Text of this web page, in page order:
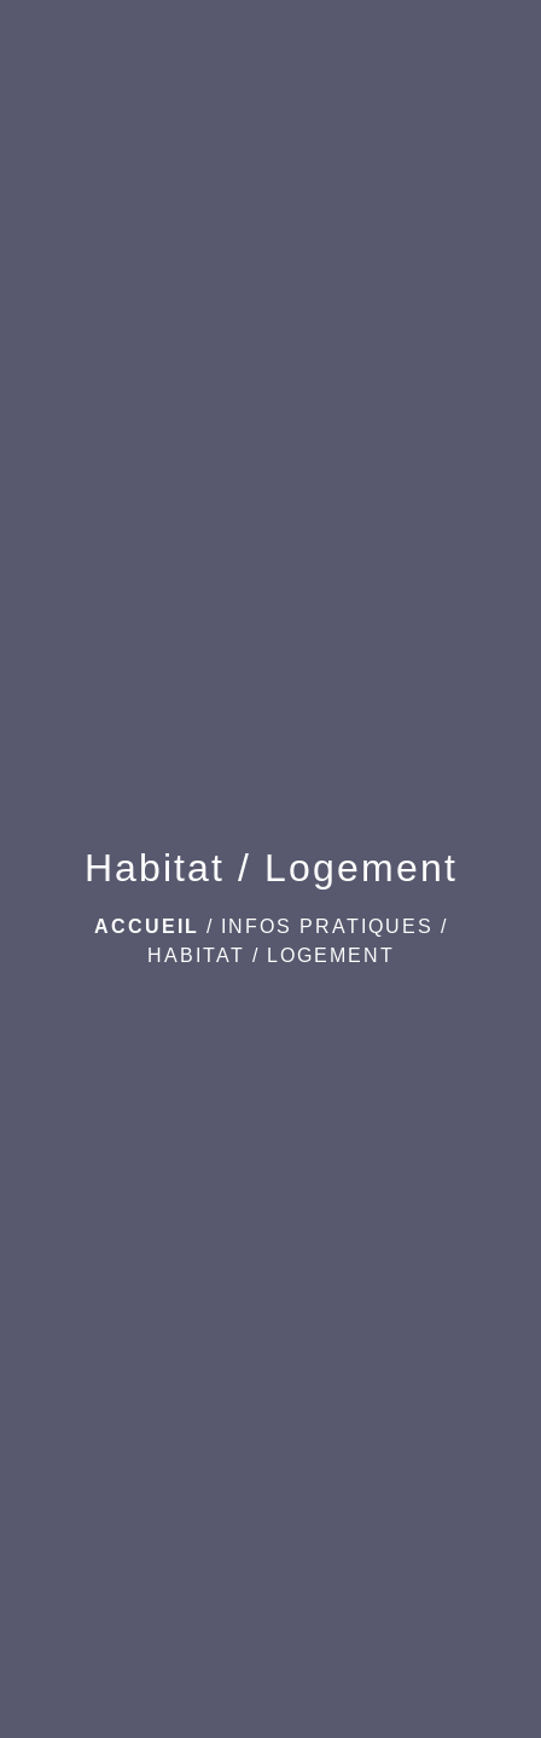
Habitat / Logement
ACCUEIL / INFOS PRATIQUES /
HABITAT / LOGEMENT